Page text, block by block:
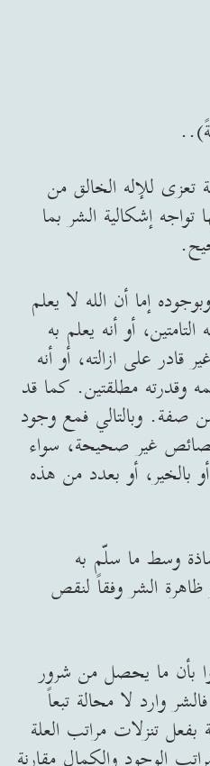
للإله الخالق من
تواجه إشكالية الشر بما
إما أن الله لا يعلم
أو أنه يعلم به
قادر على ازالته، أو أنه
وقدرته مطلقتين. كما قد
صفة. وبالتالي فمع وجود
غير صحيحة، سواء
بالخير، أو بعدد من هذه
شاذة وسط ما سلّم به
ظاهرة الشر وفقاً لنقص
بأن ما يحصل من شرور
وارد لا محالة تبعاً
تنزلات مراتب العلة
الوجود والكمال مقارنة